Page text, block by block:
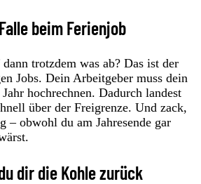
beim Ferienjob
trotzdem was ab? Das ist der
Jobs. Dein Arbeitgeber muss dein
hochrechnen. Dadurch landest
über der Freigrenze. Und zack,
– obwohl du am Jahresende gar
dir die Kohle zurück